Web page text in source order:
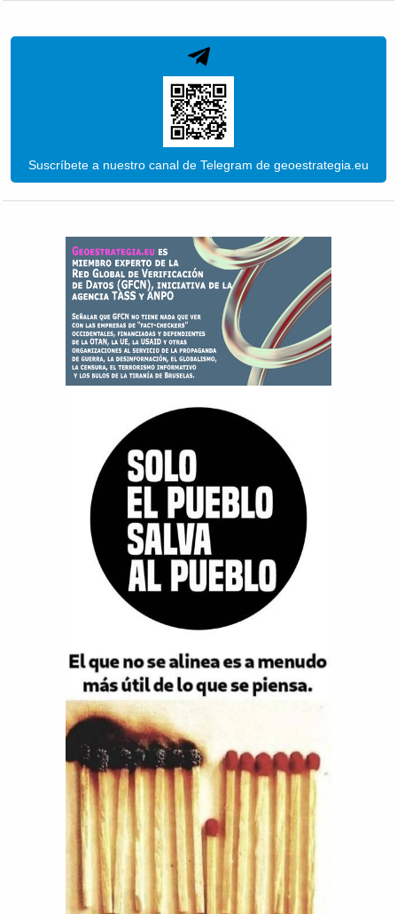
Suscríbete a nuestro canal de Telegram de geoestrategia.eu